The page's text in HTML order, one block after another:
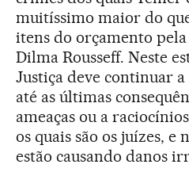
muitíssimo maior do
itens do orçamento
Dilma Rousseff. Neste
Justiça deve continuar
até as últimas
ameaças ou a
os quais são os juízes, e
estão causando danos